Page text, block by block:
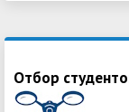
Отбор